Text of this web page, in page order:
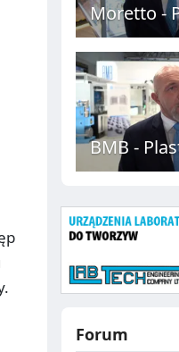
Moretto -
BMB -
Forum